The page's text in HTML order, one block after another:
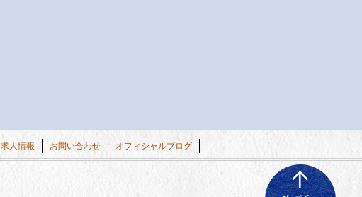
求人情報 お問い合わせ オフィシャルブログ